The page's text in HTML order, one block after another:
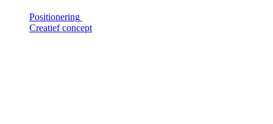
Positionering
Creatief concept